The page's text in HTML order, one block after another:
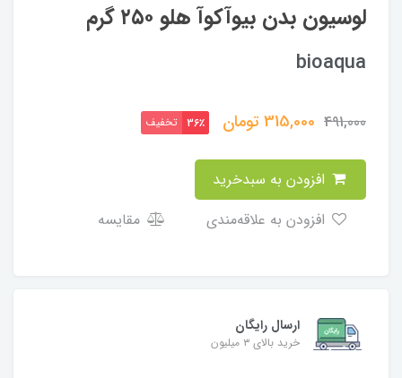
لوسیون بدن بیوآکوآ هلو ۲۵۰ گرم
bioaqua
491,000
315,000تومان 36٪ تخفیف
مقایسه
ارسال رایگان
خرید بالای ۳ میلیون